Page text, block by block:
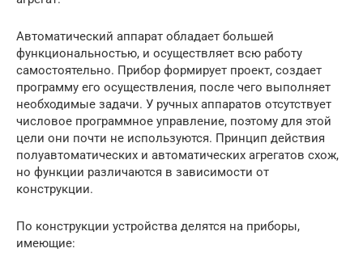
Автоматический аппарат обладает большей
функциональностью, и осуществляет всю работу
самостоятельно. Прибор формирует проект, создает
программу его осуществления, после чего выполняет
необходимые задачи. У ручных аппаратов отсутствует
числовое программное управление, поэтому для этой
цели они почти не используются. Принцип действия
полуавтоматических и автоматических агрегатов схож,
но функции различаются в зависимости от
конструкции.
По конструкции устройства делятся на приборы,
имеющие: